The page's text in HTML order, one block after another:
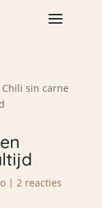
Chili sin carne
| 2 reacties